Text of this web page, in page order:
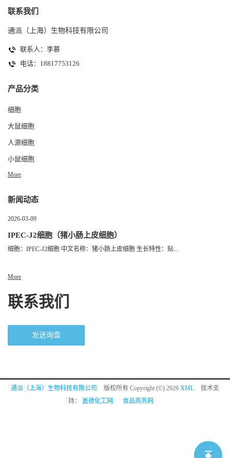
联系我们
通派（上海）生物科技有限公司
联系人：李慕
电话：18817753126
产品分类
细胞
大鼠细胞
人源细胞
小鼠细胞
More
新闻动态
2026-03-09
IPEC-J2细胞（猪小肠上皮细胞）
细胞：IPEC-J2细胞 中文名称：猪小肠上皮细胞 生长特性：贴...
More
联系我们
发送询盘
通派（上海）生物科技有限公司 版权所有 Copyright (©) 2026 XML
技术支
持： 盖德化工网 食品商务网